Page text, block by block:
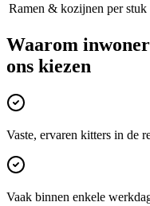
Ramen & kozijnen per stuk
Waarom
ons kiezen
Vaste, ervaren kitters in de
Vaak binnen enkele